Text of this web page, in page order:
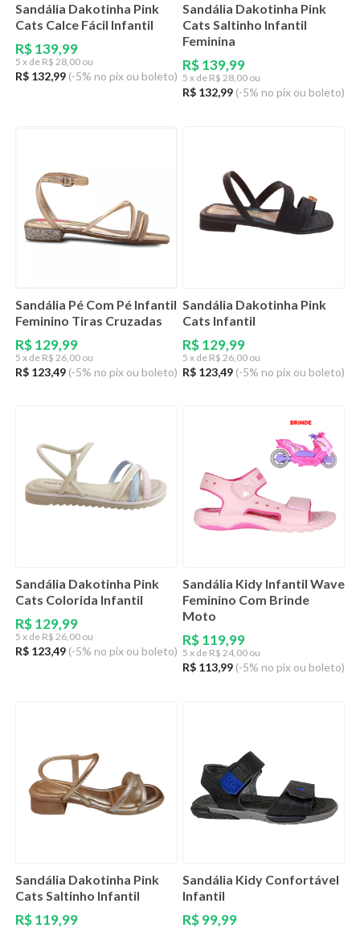
Sandália Dakotinha Pink
Cats Calce Fácil Infantil
R$ 139,99
5 x de R$ 28,00 ou
R$ 132,99 (-5% no pix ou boleto)
Sandália Dakotinha Pink
Cats Saltinho Infantil
Feminina
R$ 139,99
5 x de R$ 28,00 ou
R$ 132,99 (-5% no pix ou boleto)
Sandália Pé Com Pé Infantil
Feminino Tiras Cruzadas
R$ 129,99
5 x de R$ 26,00 ou
R$ 123,49 (-5% no pix ou boleto)
Sandália Dakotinha Pink
Cats Infantil
R$ 129,99
5 x de R$ 26,00 ou
R$ 123,49 (-5% no pix ou boleto)
Sandália Dakotinha Pink
Cats Colorida Infantil
R$ 129,99
5 x de R$ 26,00 ou
R$ 123,49 (-5% no pix ou boleto)
Sandália Kidy Infantil Wave
Feminino Com Brinde
Moto
R$ 119,99
5 x de R$ 24,00 ou
R$ 113,99 (-5% no pix ou boleto)
Sandália Dakotinha Pink
Cats Saltinho Infantil
R$ 119,99
Sandália Kidy Confortável
Infantil
R$ 99,99